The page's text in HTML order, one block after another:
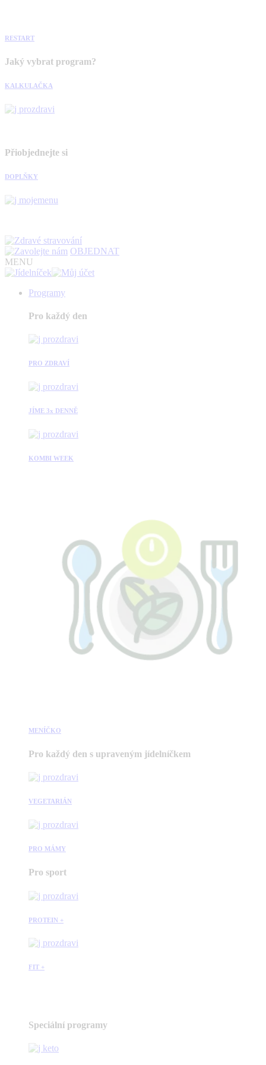
RESTART
Jaký vybrat program?
KALKULAČKA
Přiobjednejte si
DOPLŇKY
OBJEDNAT
MENU
Programy
Pro každý den
PRO ZDRAVÍ
JÍME 3x DENNĚ
KOMBI WEEK
MENÍČKO
Pro každý den s upraveným jídelníčkem
VEGETARIÁN
PRO MÁMY
Pro sport
PROTEIN +
FIT +
Speciální programy